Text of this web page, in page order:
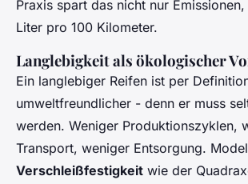
Praxis spart das nicht nur
Liter pro 100 Kilometer.
Langlebigkeit als ökologischer
Ein langlebiger Reifen ist per
umweltfreundlicher - denn er muss
werden. Weniger Produktionszyklen,
Transport, weniger Entsorgung.
Verschleißfestigkeit wie der